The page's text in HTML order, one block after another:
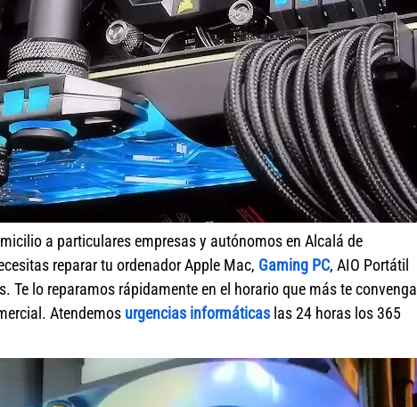
a particulares empresas y autónomos en Alcalá de
reparar tu ordenador Apple Mac, Gaming PC, AIO Portátil
Te lo reparamos rápidamente en el horario que más te convenga
Atendemos urgencias informáticas las 24 horas los 365